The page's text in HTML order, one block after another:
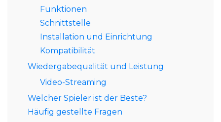
Funktionen
Schnittstelle
Installation und Einrichtung
Kompatibilität
Wiedergabequalität und Leistung
Video-Streaming
Welcher Spieler ist der Beste?
Häufig gestellte Fragen